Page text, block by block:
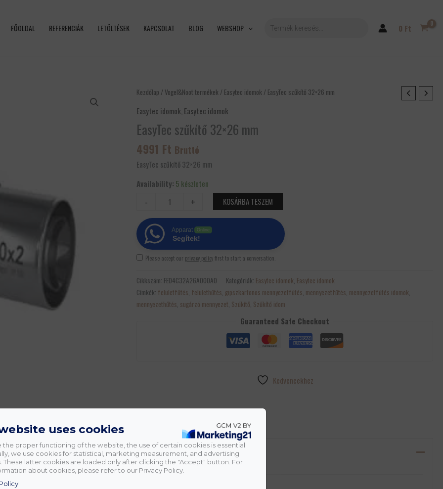
FŐOLDAL REFERENCIÁK LETÖLTÉSEK KAPCSOLAT BLOG WEBSHOP SEARCH 0 Ft
Kezdőlap / Vogel&Noot termékek / Easytec idomok / EasyTec szűkítő 32×26 mm
Easytec idomok Easytec idomok
EasyTec szűkítő 32×26 mm
4991 Ft Bruttó
EasyTec szűkítő 32×26 mm
Availability: 5 készleten
-
EasyTec
32x26
mm
mennyiség
+ KOSÁRBA TESZEM
Apparat Online
Segítek!
Please accept our privacy policyfirst to start a conversation.
Cikkszám: FED4C32A26A000A0 Kategóriák: Easytec idomok Easytec idomok
Címkék: felületfűtés felülethűtés gipszkartonos mennyezetfűtés mennyezetfűtés mennyezetfűtés idomok
mennyezethűtés sugárzó mennyezet Szűkítő Szűkítő idom
Guaranteed Safe Checkout
Kedvencekhez
uses cookies
the proper functioning of the website, the use of certain cookies is essential.
we use cookies for statistical, marketing measurement, and advertising
These latter cookies are loaded only after clicking the "Accept" button. For
about cookies, please refer to our Privacy Policy.